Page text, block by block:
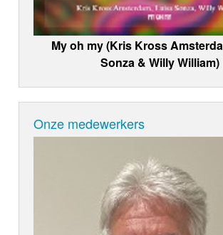
My oh my (Kris Kross
Sonza & Willy William)
Onze medewerkers